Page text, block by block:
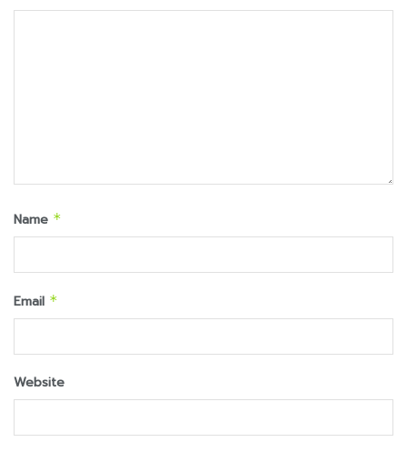
Name *
Email *
Website